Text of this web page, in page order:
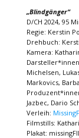
„Blindgänger“
D/CH 2024, 95
Regie: Kerstin
Drehbuch:
Kamera:
Michelsen,
Markovics,
Jazbec, Dario
Verleih:
Filmstills:
Plakat: